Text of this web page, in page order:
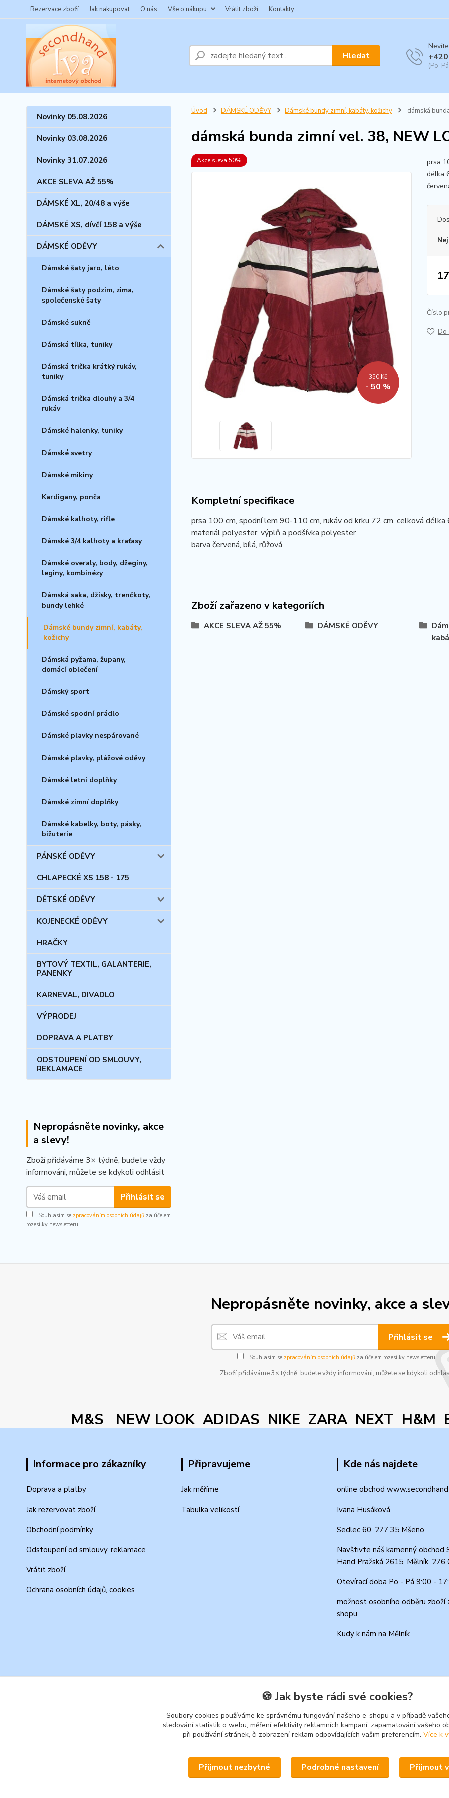
Rezervace zboží Jak nakupovat O nás Vše o nákupu Vrátit zboží Kontakty
Hledat
(Po-
Novinky 05.08.2026
Novinky 03.08.2026
Novinky 31.07.2026
AKCE SLEVA AŽ 55%
DÁMSKÉ XL, 20/48 a výše
DÁMSKÉ XS, dívčí 158 a výše
DÁMSKÉ ODĚVY
Dámské šaty jaro, léto
Dámské šaty podzim, zima,
společenské šaty
Dámské sukně
Dámská tílka, tuniky
Dámská trička krátký rukáv,
tuniky
Dámská trička dlouhý a 3/4
rukáv
Dámské halenky, tuniky
Dámské svetry
Dámské mikiny
Kardigany, ponča
Dámské kalhoty, rifle
Dámské 3/4 kalhoty a kraťasy
Dámské overaly, body, džegíny,
leginy, kombinézy
Dámská saka, džísky, trenčkoty,
bundy lehké
Dámské bundy zimní, kabáty,
kožichy
Dámská pyžama, župany,
domácí oblečení
Dámský sport
Dámské spodní prádlo
Dámské plavky nespárované
Dámské plavky, plážové oděvy
Dámské letní doplňky
Dámské zimní doplňky
Dámské kabelky, boty, pásky,
bižuterie
PÁNSKÉ ODĚVY
CHLAPECKÉ XS 158 - 175
DĚTSKÉ ODĚVY
KOJENECKÉ ODĚVY
HRAČKY
BYTOVÝ TEXTIL, GALANTERIE,
PANENKY
KARNEVAL, DIVADLO
VÝPRODEJ
DOPRAVA A PLATBY
ODSTOUPENÍ OD SMLOUVY,
REKLAMACE
Nepropásněte novinky, akce
a slevy!
Zboží přidáváme 3× týdně, budete vždy
informováni, můžete se kdykoli odhlásit
Přihlásit se
Souhlasím se zpracováním osobních údajů za účelem
rozesílky newsletteru.
Úvod DÁMSKÉ ODĚVY Dámské bundy zimní, kabáty, kožichy dámská
dámská bunda zimní vel. 38, NEW
Akce sleva 50%
350 Kč
- 50 %
prsa
délka
Číslo
Do
Kompletní specifikace
prsa 100 cm, spodní lem 90-110 cm, rukáv od krku 72 cm, celková délka
materiál polyester, výplň a podšívka polyester
barva červená, bílá, růžová
Zboží zařazeno v kategoriích
AKCE SLEVA AŽ 55% DÁMSKÉ ODĚVY
Nepropásněte novinky, akce a
Přihlásit se
Souhlasím se zpracováním osobních údajůza účelem rozesílky newsletteru.
Zboží přidáváme 3× týdně, budete vždy informováni, můžete se kdykoli
M&S NEW LOOK ADIDAS NIKE ZARA NEXT H&M
Informace pro zákazníky
Doprava a platby
Jak rezervovat zboží
Obchodní podmínky
Odstoupení od smlouvy, reklamace
Vrátit zboží
Ochrana osobních údajů, cookies
Připravujeme
Jak měříme
Tabulka velikostí
Kde nás najdete
online obchod
Ivana Husáková
Sedlec 60, 277 35 Mšeno
Navštivte náš kamenný obchod
Hand Pražská 2615, Mělník, 276
Otevírací doba Po - Pá 9:00 -
možnost osobního odběru zboží
shopu
Kudy k nám na Mělník
🍪 Jak byste rádi své cookies?
Soubory cookies používáme ke správnému fungování našeho e-shopu a v případě
sledování statistik o webu, měření efektivity reklamních kampaní, zapamatování vašeho
při používání stránek, či zobrazení reklam odpovídajících vašim preferencím. Více k
Přijmout nezbytné Podrobné nastavení Přijmout